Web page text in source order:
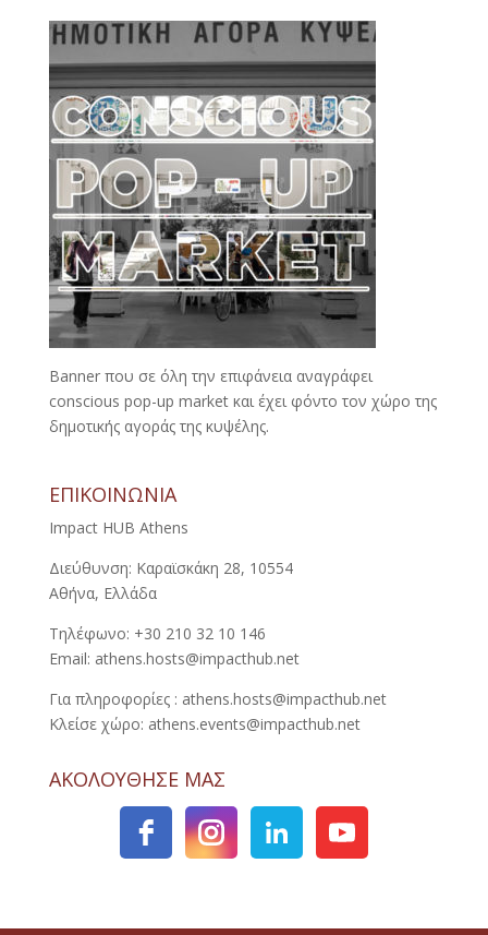
Banner που σε όλη την επιφάνεια αναγράφει
conscious pop-up market και έχει φόντο τον χώρο της
δημοτικής αγοράς της κυψέλης.
ΕΠΙΚΟΙΝΩΝΙΑ
Impact HUB Athens
Διεύθυνση: Καραϊσκάκη 28, 10554
Αθήνα, Ελλάδα
Τηλέφωνο: +30 210 32 10 146
Email: athens.hosts@impacthub.net
Για πληροφορίες : athens.hosts@impacthub.net
Κλείσε χώρο: athens.events@impacthub.net
ΑΚΟΛΟΥΘΗΣΕ ΜΑΣ